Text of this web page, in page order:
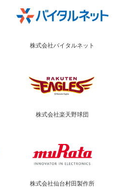
株式会社バイタルネット
株式会社楽天野球団
株式会社仙台村田製作所